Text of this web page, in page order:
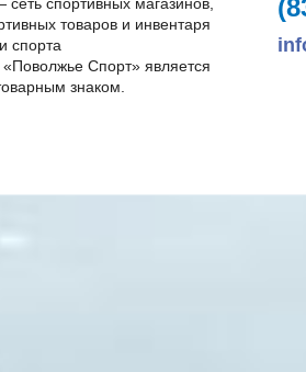
товаров и инвентаря
спорта
Спорт» является
знаком.